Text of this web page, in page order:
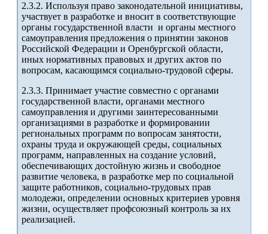
2.3.2. Используя право законодательной инициативы,
участвует в разработке и вносит в соответствующие
органы государственной власти и органы местного
самоуправления предложения о принятии законов
Российской Федерации и Оренбургской области,
иных нормативных правовых и других актов по
вопросам, касающимся социально-трудовой сферы.
2.3.3. Принимает участие совместно с органами
государственной власти, органами местного
самоуправления и другими заинтересованными
организациями в разработке и формировании
региональных программ по вопросам занятости,
охраны труда и окружающей среды, социальных
программ, направленных на создание условий,
обеспечивающих достойную жизнь и свободное
развитие человека, в разработке мер по социальной
защите работников, социально-трудовых прав
молодежи, определении основных критериев уровня
жизни, осуществляет профсоюзный контроль за их
реализацией.